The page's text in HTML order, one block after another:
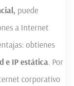
puede
a Internet
obtienes
e IP estática. Por
corporativo